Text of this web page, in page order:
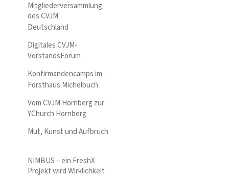
Mitgliederversammlung
des CVJM
Deutschland
Digitales CVJM-
VorstandsForum
Konfirmandencamps im
Forsthaus Michelbuch
Vom CVJM Hornberg zur
YChurch Hornberg
Mut, Kunst und Aufbruch
NIMBUS – ein FreshX
Projekt wird Wirklichkeit